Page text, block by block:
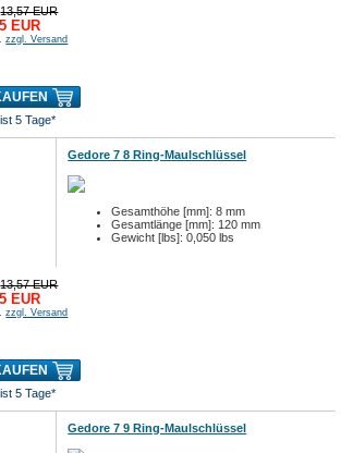
13,57 EUR
EUR
zzgl. Versand
5 Tage*
Gedore 7 8 Ring-Maulschlüssel
Gesamthöhe [mm]: 8 mm
Gesamtlänge [mm]: 120 mm
Gewicht [lbs]: 0,050 lbs
13,57 EUR
EUR
zzgl. Versand
5 Tage*
Gedore 7 9 Ring-Maulschlüssel